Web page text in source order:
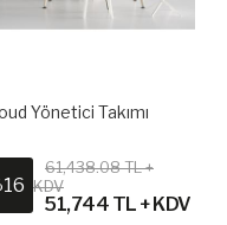
Yönetici Takımı
16
61,438.08 TL +
KDV
51,744 TL + KDV